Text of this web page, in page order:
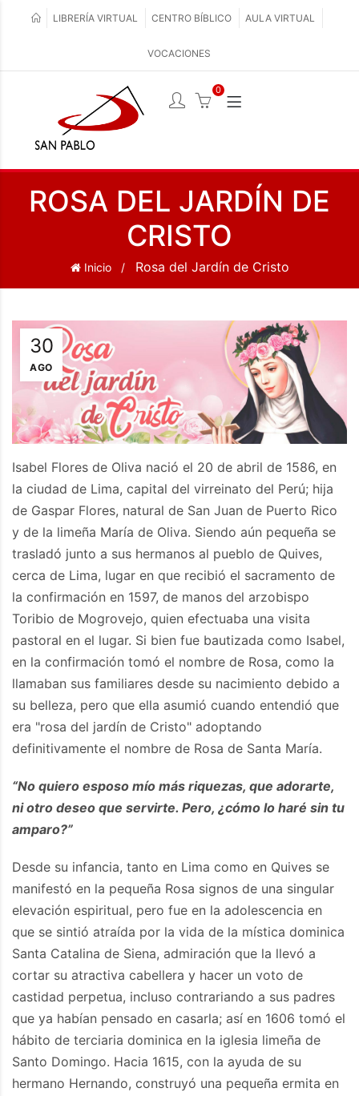
LIBRERÍA VIRTUAL CENTRO BÍBLICO AULA VIRTUAL
VOCACIONES
0
ROSA DEL JARDÍN DE
CRISTO
Inicio Rosa del Jardín de Cristo
30
AGO
Isabel Flores de Oliva nació el 20 de abril de 1586, en
la ciudad de Lima, capital del virreinato del Perú; hija
de Gaspar Flores, natural de San Juan de Puerto Rico
y de la limeña María de Oliva. Siendo aún pequeña se
trasladó junto a sus hermanos al pueblo de Quives,
cerca de Lima, lugar en que recibió el sacramento de
la confirmación en 1597, de manos del arzobispo
Toribio de Mogrovejo, quien efectuaba una visita
pastoral en el lugar. Si bien fue bautizada como Isabel,
en la confirmación tomó el nombre de Rosa, como la
llamaban sus familiares desde su nacimiento debido a
su belleza, pero que ella asumió cuando entendió que
era "rosa del jardín de Cristo" adoptando
definitivamente el nombre de Rosa de Santa María.
“No quiero esposo mío más riquezas, que adorarte,
ni otro deseo que servirte. Pero, ¿cómo lo haré sin tu
amparo?”
Desde su infancia, tanto en Lima como en Quives se
manifestó en la pequeña Rosa signos de una singular
elevación espiritual, pero fue en la adolescencia en
que se sintió atraída por la vida de la mística dominica
Santa Catalina de Siena, admiración que la llevó a
cortar su atractiva cabellera y hacer un voto de
castidad perpetua, incluso contrariando a sus padres
que ya habían pensado en casarla; así en 1606 tomó el
hábito de terciaria dominica en la iglesia limeña de
Santo Domingo. Hacia 1615, con la ayuda de su
hermano Hernando, construyó una pequeña ermita en